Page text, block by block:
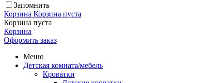
Запомнить
Корзина Корзина пуста
Корзина пуста
Корзина
Оформить заказ
Меню
Детская комната/мебель
Кроватки